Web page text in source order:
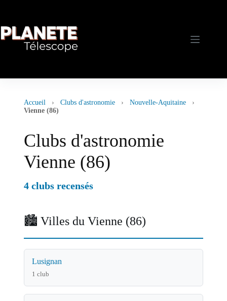
Accueil › Clubs d'astronomie › Nouvelle-Aquitaine
›
Vienne (86)
Clubs d'astronomie
Vienne (86)
4 clubs recensés
🏙️ Villes du Vienne (86)
Lusignan
1 club